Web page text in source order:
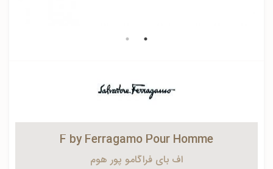
F by Ferragamo Pour Homme
اف بای فراگامو پور هوم